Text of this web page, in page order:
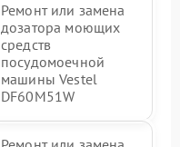
Ремонт или замена
дозатора моющих
средств
посудомоечной
машины Vestel
DF60M51W